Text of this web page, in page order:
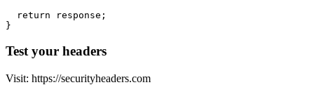
  return response;
Test your headers
Visit: https://securityheaders.com